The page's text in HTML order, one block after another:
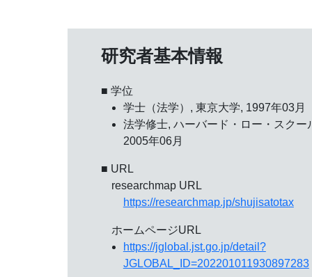
研究者基本情報
■ 学位
学士（法学）, 東京大学, 1997年03月
法学修士, ハーバード・ロー・スクー
2005年06月
■ URL
researchmap URL
https://researchmap.jp/shujisatotax
ホームページURL
https://jglobal.jst.go.jp/detail?
JGLOBAL_ID=202201011930897283